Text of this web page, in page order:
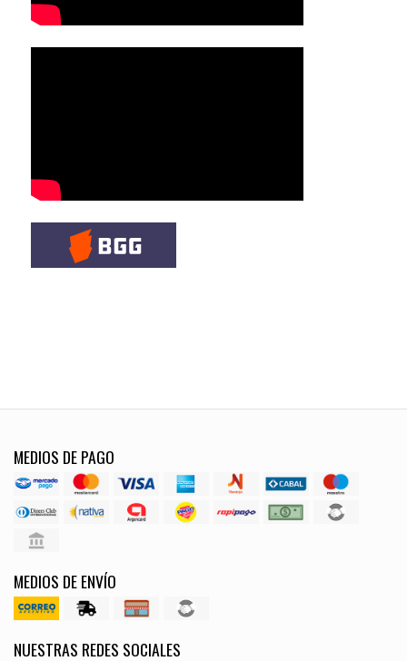
MEDIOS DE PAGO
MEDIOS DE ENVÍO
NUESTRAS REDES SOCIALES